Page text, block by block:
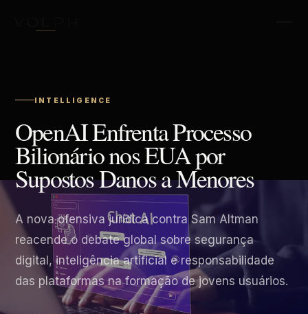
INTELLIGENCE
OpenAI Enfrenta Processo
Bilionário nos EUA por
Supostos Danos a Menores
A nova ofensiva jurídica contra Sam Altman
reacende o debate global sobre segurança
digital, inteligência artificial e responsabilidade
das plataformas na formação de jovens usuários.